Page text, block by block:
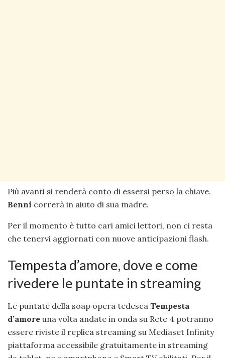
Più avanti si renderà conto di essersi perso la chiave.
Benni correrà in aiuto di sua madre.
Per il momento è tutto cari amici lettori, non ci resta
che tenervi aggiornati con nuove anticipazioni flash.
Tempesta d’amore, dove e come
rivedere le puntate in streaming
Le puntate della soap opera tedesca Tempesta
d’amore una volta andate in onda su Rete 4 potranno
essere riviste il replica streaming su Mediaset Infinity
piattaforma accessibile gratuitamente in streaming